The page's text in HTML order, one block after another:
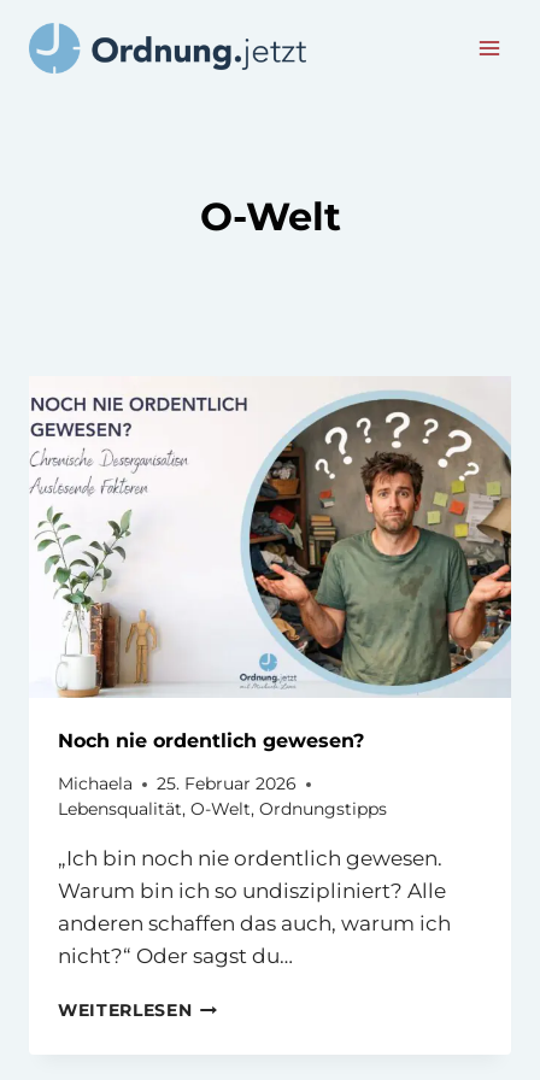
Inhalt
springen
O-Welt
Noch nie ordentlich gewesen?
Michaela
25. Februar 2026
Lebensqualität, O-Welt, Ordnungstipps
„Ich bin noch nie ordentlich gewesen.
Warum bin ich so undiszipliniert? Alle
anderen schaffen das auch, warum ich
nicht?“ Oder sagst du…
WEITERLESENNOCH
ORDENTLICH